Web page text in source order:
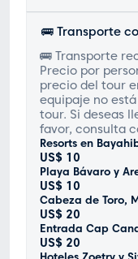
🚌 Transporte
🚌 Transporte
Precio por
precio del tour
equipaje no
tour. Si deseas
favor, consulta
Resorts en
US$ 10
Playa Bávaro y
US$ 10
Cabeza de Toro,
US$ 20
Entrada Cap
US$ 20